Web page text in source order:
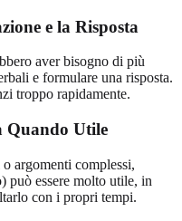
e la Risposta
aver bisogno di più
e formulare una risposta.
troppo rapidamente.
Quando Utile
argomenti complessi,
può essere molto utile, in
con i propri tempi.